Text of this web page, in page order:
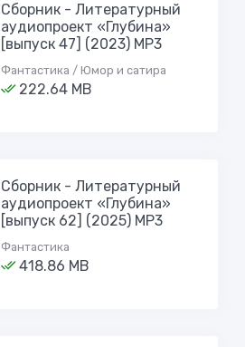
Сборник - Литературный
аудиопроект «Глубина»
[выпуск 47] (2023) MP3
Фантастика / Юмор и сатира
222.64 MB
Сборник - Литературный
аудиопроект «Глубина»
[выпуск 62] (2025) MP3
Фантастика
418.86 MB